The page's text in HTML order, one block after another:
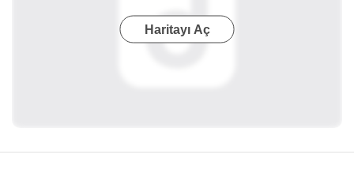
Haritayı Aç